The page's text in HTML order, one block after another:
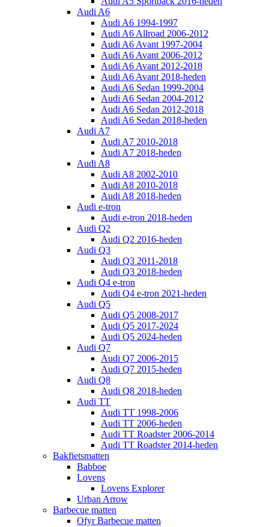
Audi A6
Audi A6 1994-1997
Audi A6 Allroad 2006-2012
Audi A6 Avant 1997-2004
Audi A6 Avant 2006-2012
Audi A6 Avant 2012-2018
Audi A6 Avant 2018-heden
Audi A6 Sedan 1999-2004
Audi A6 Sedan 2004-2012
Audi A6 Sedan 2012-2018
Audi A6 Sedan 2018-heden
Audi A7
Audi A7 2010-2018
Audi A7 2018-heden
Audi A8
Audi A8 2002-2010
Audi A8 2010-2018
Audi A8 2018-heden
Audi e-tron
Audi e-tron 2018-heden
Audi Q2
Audi Q2 2016-heden
Audi Q3
Audi Q3 2011-2018
Audi Q3 2018-heden
Audi Q4 e-tron
Audi Q4 e-tron 2021-heden
Audi Q5
Audi Q5 2008-2017
Audi Q5 2017-2024
Audi Q5 2024-heden
Audi Q7
Audi Q7 2006-2015
Audi Q7 2015-heden
Audi Q8
Audi Q8 2018-heden
Audi TT
Audi TT 1998-2006
Audi TT 2006-heden
Audi TT Roadster 2006-2014
Audi TT Roadster 2014-heden
Bakfietsmatten
Babboe
Lovens
Lovens Explorer
Urban Arrow
Barbecue matten
Ofyr Barbecue matten